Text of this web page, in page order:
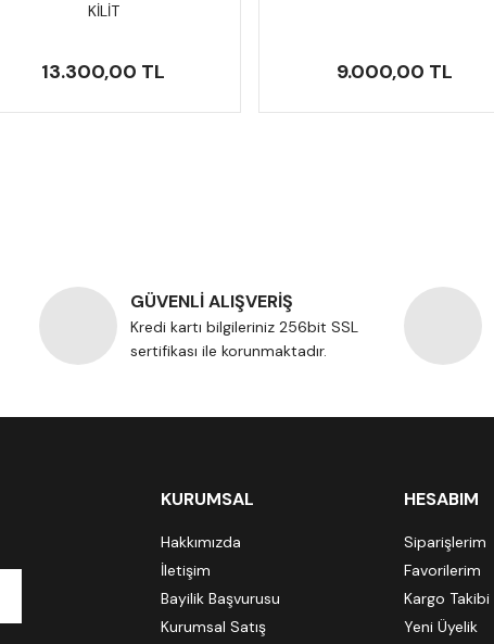
KİLİT
13.300,00 TL 9.000,00 TL
GÜVENLİ ALIŞVERİŞ
Kredi kartı bilgileriniz 256bit SSL
sertifikası ile korunmaktadır.
KURUMSAL
Hakkımızda
İletişim
Bayilik Başvurusu
Kurumsal Satış
HESABIM
Siparişlerim
Favorilerim
Kargo Takibi
Yeni Üyelik